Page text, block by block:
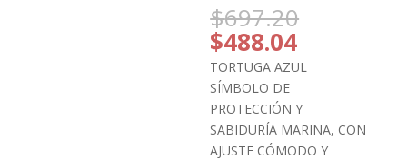
$697.20
$488.04El
precio
actual
es:
$488.04.
TORTUGA AZUL
SÍMBOLO DE
PROTECCIÓN Y
SABIDURÍA MARINA, CON
AJUSTE CÓMODO Y